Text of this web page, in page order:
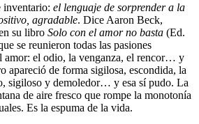
inventario: el lenguaje de sorprender a la
agradable. Dice Aaron Beck,
su libro Solo con el amor no basta (Ed.
se reunieron todas las pasiones
amor: el odio, la venganza, el rencor… y
apareció de forma sigilosa, escondida, la
sigiloso y demoledor… y esa sí pudo. La
de aire fresco que rompe la monotonía
Es la espuma de la vida.